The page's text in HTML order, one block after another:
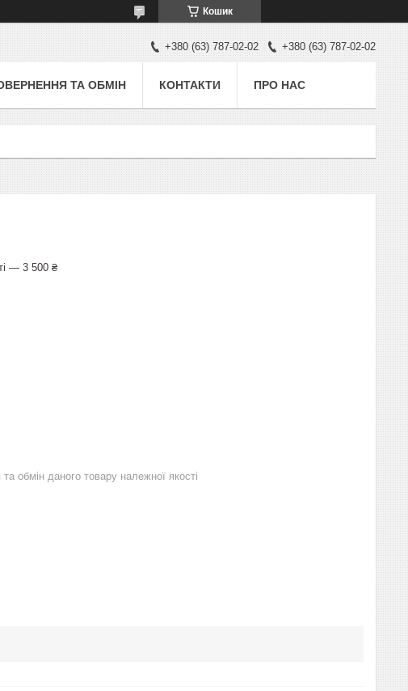
Кошик
+380 (63) 787-02-02 +380 (63) 787-02-02
ТА ОБМІН КОНТАКТИ ПРО НАС
— 3 500 ₴
обмін даного товару належної якості